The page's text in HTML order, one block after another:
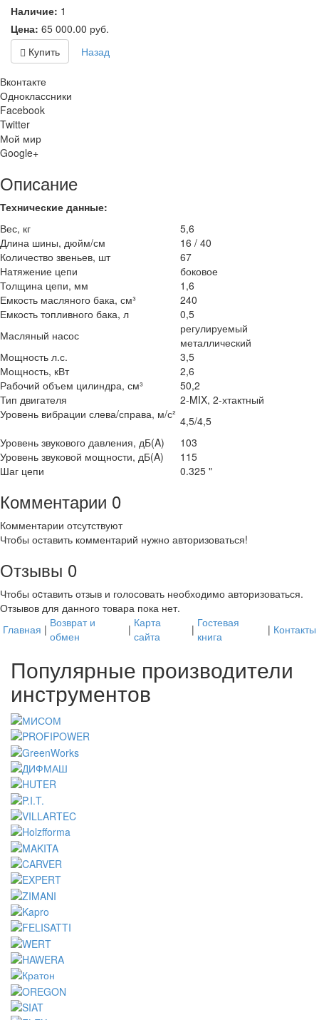
Наличие: 1
Цена: 65 000.00 руб.
Купить
Назад
Вконтакте
Одноклассники
Facebook
Twitter
Мой мир
Google+
Описание
Технические данные:
Вес, кг
5,6
Длина шины, дюйм/см
16 / 40
Количество звеньев, шт
67
Натяжение цепи
боковое
Толщина цепи, мм
1,6
Емкость масляного бака, см³
240
Емкость топливного бака, л
0,5
Масляный насос
регулируемый
металлический
Мощность л.с.
3,5
Мощность, кВт
2,6
Рабочий объем цилиндра, см³
50,2
Тип двигателя
2-MIX, 2-хтактный
Уровень вибрации слева/справа, м/с² 4,5/4,5
Уровень звукового давления, дБ(A)
103
Уровень звуковой мощности, дБ(A)
115
Шаг цепи
0.325 "
Комментарии 0
Комментарии отсутствуют
Чтобы оставить комментарий нужно авторизоваться!
Отзывы 0
Чтобы оcтавить отзыв и голосовать необходимо авторизоваться.
Отзывов для данного товара пока нет.
Главная | Возврат и
обмен
| Карта
сайта
| Гостевая
книга
| Контакты
Популярные производители
инструментов